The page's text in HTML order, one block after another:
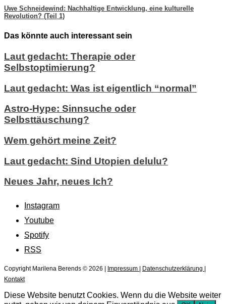
Uwe Schneidewind: Nachhaltige Entwicklung, eine kulturelle
Revolution? (Teil 1)
Das könnte auch interessant sein
Laut gedacht: Therapie oder
Selbstoptimierung?
Laut gedacht: Was ist eigentlich “normal”
Astro-Hype: Sinnsuche oder
Selbsttäuschung?
Wem gehört meine Zeit?
Laut gedacht: Sind Utopien delulu?
Neues Jahr, neues Ich?
Instagram
Youtube
Spotify
RSS
Copyright Marilena Berends © 2026 | Impressum Datenschutzerklärung
Kontakt
Diese Website benutzt Cookies. Wenn du die Website weiter